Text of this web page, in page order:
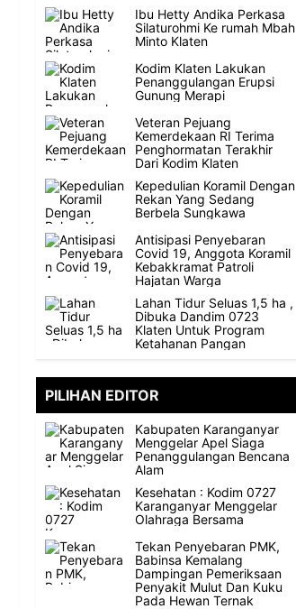
Ibu Hetty Andika Perkasa
Silaturohmi Ke rumah Mbah
Minto Klaten
Kodim Klaten Lakukan
Penanggulangan Erupsi
Gunung Merapi
Veteran Pejuang
Kemerdekaan RI Terima
Penghormatan Terakhir
Dari Kodim Klaten
Kepedulian Koramil Dengan
Rekan Yang Sedang
Berbela Sungkawa
Antisipasi Penyebaran
Covid 19, Anggota Koramil
Kebakkramat Patroli
Hajatan Warga
Lahan Tidur Seluas 1,5 ha ,
Dibuka Dandim 0723
Klaten Untuk Program
Ketahanan Pangan
PILIHAN EDITOR
Kabupaten Karanganyar
Menggelar Apel Siaga
Penanggulangan Bencana
Alam
Kesehatan : Kodim 0727
Karanganyar Menggelar
Olahraga Bersama
Tekan Penyebaran PMK,
Babinsa Kemalang
Dampingan Pemeriksaan
Penyakit Mulut Dan Kuku
Pada Hewan Ternak